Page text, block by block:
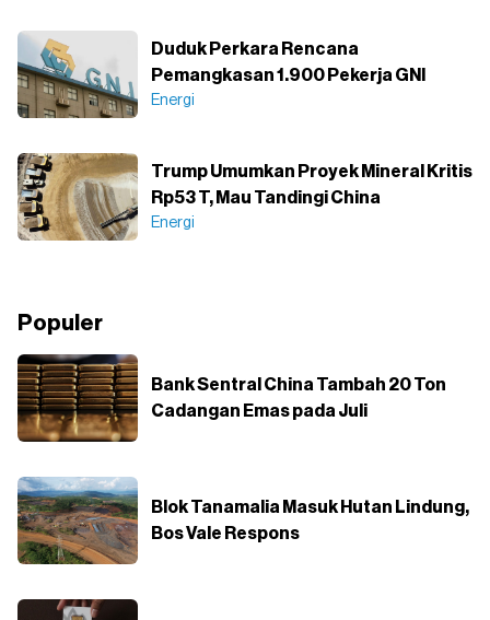
Duduk Perkara Rencana
Pemangkasan 1.900 Pekerja GNI
Energi
Trump Umumkan Proyek Mineral Kritis
Rp53 T, Mau Tandingi China
Energi
Populer
Bank Sentral China Tambah 20 Ton
Cadangan Emas pada Juli
Blok Tanamalia Masuk Hutan Lindung,
Bos Vale Respons